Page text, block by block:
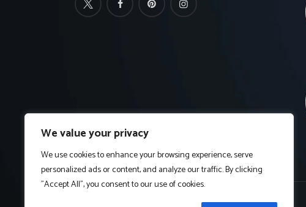
We value your privacy
We use cookies to enhance your browsing experience, serve
personalized ads or content, and analyze our traffic. By clicking
"Accept All", you consent to our use of cookies.